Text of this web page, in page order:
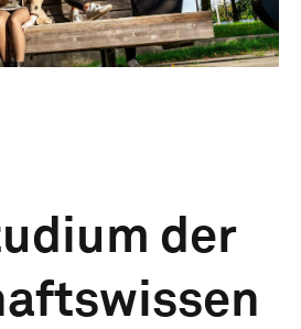
der